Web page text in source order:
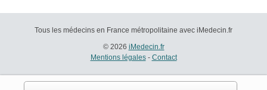
Tous les médecins en France métropolitaine avec iMedecin.fr
© 2026 iMedecin.fr
Mentions légales- Contact